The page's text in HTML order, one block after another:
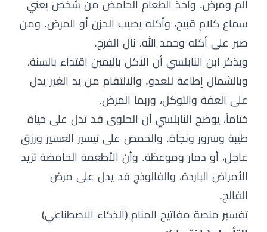
ألم ومرض. وأخذ الطعام الحامض من شخص يعني
سماع كلام قبيح، وأكله يصيب الحزن أو المرض. ومن
صبر على أكله وحمد الله، نال الفرج.
ويذكر ابن النابلسي أن الأكل باليمين اقتداء بالسنة،
وبالشمال إطاعة للعدو. والالتقام من يد الغير يدل
على العفة والتوكل، وربما المرض.
ختاماً، يوضح النابلسي أن الحلوى قد تدل على حياة
طيبة وسرور ونجاة. والحمص على تيسير العسير ورزق
عاجل، أو دمار وموعظة. وأن الأطعمة الحامضة تزيد
الأمراض الباردة، والفالوذج قد يدل على مرض
الفالج.
تفسير منصة مفاتيح المنام (الذكاء الاصطناعي)